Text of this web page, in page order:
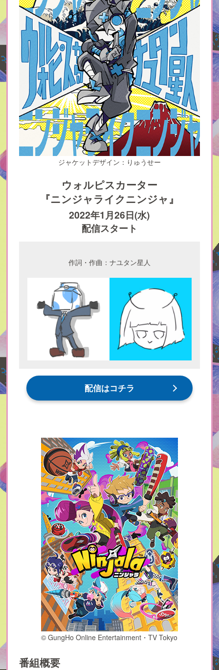
ジャケットデザイン：りゅうせー
ウォルピスカーター
『ニンジャライクニンジャ』
2022年1月26日(水)
配信スタート
作詞・作曲：ナユタン星人
配信はコチラ
© GungHo Online Entertainment・TV Tokyo
番組概要